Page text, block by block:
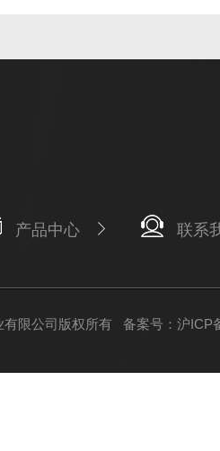
产品中心 联系
有限公司版权所有 备案号：沪ICP